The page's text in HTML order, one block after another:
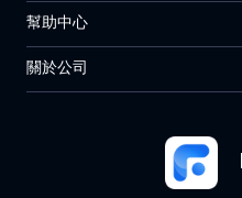
幫助中心
關於公司